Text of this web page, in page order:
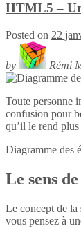
HTML5 –
Posted on 22
by Rémi
Toute personne
confusion pour
qu’il le rend plus
Diagramme des
Le sens
Le concept de la
vous pensez à